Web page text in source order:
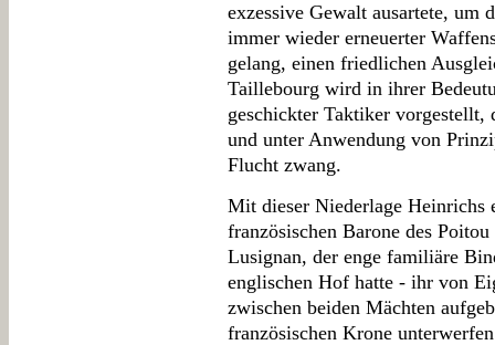
exzessive Gewalt ausartete, um
immer wieder erneuerter
gelang, einen friedlichen
Taillebourg wird in ihrer
geschickter Taktiker
und unter Anwendung von
Flucht zwang.
Mit dieser Niederlage Heinrichs
französischen Barone des
Lusignan, der enge familiäre
englischen Hof hatte - ihr von
zwischen beiden Mächten
französischen Krone